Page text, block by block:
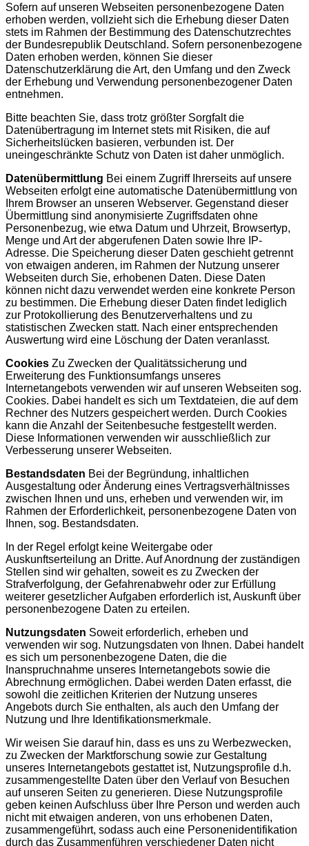
Sofern auf unseren Webseiten personenbezogene Daten
erhoben werden, vollzieht sich die Erhebung dieser Daten
stets im Rahmen der Bestimmung des Datenschutzrechtes
der Bundesrepublik Deutschland. Sofern personenbezogene
Daten erhoben werden, können Sie dieser
Datenschutzerklärung die Art, den Umfang und den Zweck
der Erhebung und Verwendung personenbezogener Daten
entnehmen.
Bitte beachten Sie, dass trotz größter Sorgfalt die
Datenübertragung im Internet stets mit Risiken, die auf
Sicherheitslücken basieren, verbunden ist. Der
uneingeschränkte Schutz von Daten ist daher unmöglich.
Datenübermittlung Bei einem Zugriff Ihrerseits auf unsere
Webseiten erfolgt eine automatische Datenübermittlung von
Ihrem Browser an unseren Webserver. Gegenstand dieser
Übermittlung sind anonymisierte Zugriffsdaten ohne
Personenbezug, wie etwa Datum und Uhrzeit, Browsertyp,
Menge und Art der abgerufenen Daten sowie Ihre IP-
Adresse. Die Speicherung dieser Daten geschieht getrennt
von etwaigen anderen, im Rahmen der Nutzung unserer
Webseiten durch Sie, erhobenen Daten. Diese Daten
können nicht dazu verwendet werden eine konkrete Person
zu bestimmen. Die Erhebung dieser Daten findet lediglich
zur Protokollierung des Benutzerverhaltens und zu
statistischen Zwecken statt. Nach einer entsprechenden
Auswertung wird eine Löschung der Daten veranlasst.
Cookies Zu Zwecken der Qualitätssicherung und
Erweiterung des Funktionsumfangs unseres
Internetangebots verwenden wir auf unseren Webseiten sog.
Cookies. Dabei handelt es sich um Textdateien, die auf dem
Rechner des Nutzers gespeichert werden. Durch Cookies
kann die Anzahl der Seitenbesuche festgestellt werden.
Diese Informationen verwenden wir ausschließlich zur
Verbesserung unserer Webseiten.
Bestandsdaten Bei der Begründung, inhaltlichen
Ausgestaltung oder Änderung eines Vertragsverhältnisses
zwischen Ihnen und uns, erheben und verwenden wir, im
Rahmen der Erforderlichkeit, personenbezogene Daten von
Ihnen, sog. Bestandsdaten.
In der Regel erfolgt keine Weitergabe oder
Auskunftserteilung an Dritte. Auf Anordnung der zuständigen
Stellen sind wir gehalten, soweit es zu Zwecken der
Strafverfolgung, der Gefahrenabwehr oder zur Erfüllung
weiterer gesetzlicher Aufgaben erforderlich ist, Auskunft über
personenbezogene Daten zu erteilen.
Nutzungsdaten Soweit erforderlich, erheben und
verwenden wir sog. Nutzungsdaten von Ihnen. Dabei handelt
es sich um personenbezogene Daten, die die
Inanspruchnahme unseres Internetangebots sowie die
Abrechnung ermöglichen. Dabei werden Daten erfasst, die
sowohl die zeitlichen Kriterien der Nutzung unseres
Angebots durch Sie enthalten, als auch den Umfang der
Nutzung und Ihre Identifikationsmerkmale.
Wir weisen Sie darauf hin, dass es uns zu Werbezwecken,
zu Zwecken der Marktforschung sowie zur Gestaltung
unseres Internetangebots gestattet ist, Nutzungsprofile d.h.
zusammengestellte Daten über den Verlauf von Besuchen
auf unseren Seiten zu generieren. Diese Nutzungsprofile
geben keinen Aufschluss über Ihre Person und werden auch
nicht mit etwaigen anderen, von uns erhobenen Daten,
zusammengeführt, sodass auch eine Personenidentifikation
durch das Zusammenführen verschiedener Daten nicht